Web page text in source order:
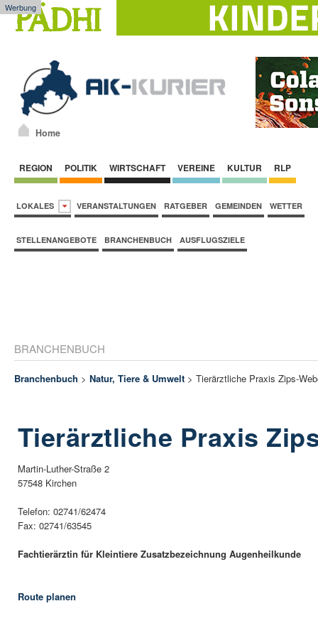
Werbung
Home
REGION POLITIK WIRTSCHAFT VEREINE KULTUR RLP
LOKALES VERANSTALTUNGEN RATGEBER GEMEINDEN WETTER
STELLENANGEBOTE BRANCHENBUCH AUSFLUGSZIELE
BRANCHENBUCH
Branchenbuch > Natur, Tiere & Umwelt > Tierärztliche Praxis Zips-
Tierärztliche Praxis
Martin-Luther-Straße 2
57548 Kirchen
Telefon: 02741/62474
Fax: 02741/63545
Fachtierärztin für Kleintiere Zusatzbezeichnung Augenheilkunde
Route planen